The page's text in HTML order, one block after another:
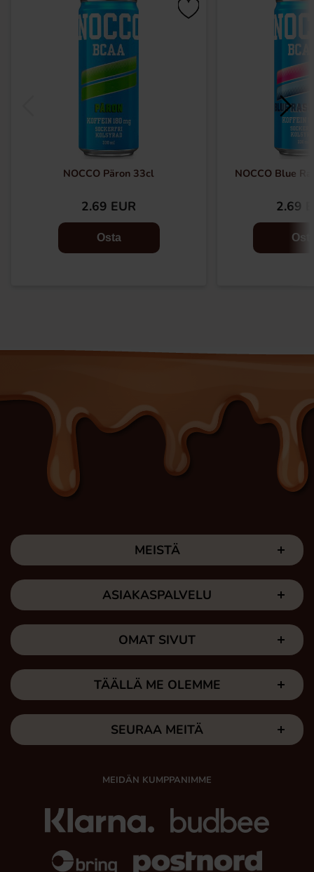
NOCCO Päron 33cl
2.69 EUR
Osta
NOCCO Blue
2.69
MEISTÄ
ASIAKASPALVELU
OMAT SIVUT
TÄÄLLÄ ME OLEMME
SEURAA MEITÄ
MEIDÄN KUMPPANIMME